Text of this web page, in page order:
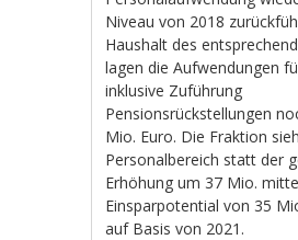
Niveau von 2018
Haushalt des
lagen die Aufwendungen
inklusive Zuführung
Pensionsrückstellungen
Mio. Euro. Die Fraktion
Personalbereich statt der
Erhöhung um 37 Mio.
Einsparpotential von 35
auf Basis von 2021.